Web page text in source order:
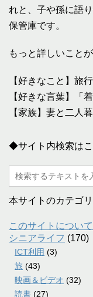
れと、子や孫に語
保管庫です。
もっと詳しいこと
【好きなこと】旅
【好きな言葉】「
【家族】妻と二人
◆サイト内検索は
本サイトのカテゴ
このサイトについて
シニアライフ (170)
ICT利用 (3)
旅 (43)
映画＆ビデオ (32)
読書 (27)